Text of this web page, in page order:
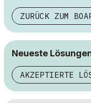
ZURÜCK ZUM
Neueste
AKZEPTIERTE